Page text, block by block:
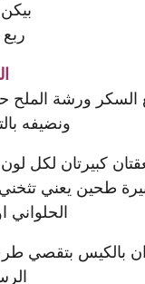
ورشة الملح
ونضيفه
كبيرتان لكل
طحين يعني
بالكيس